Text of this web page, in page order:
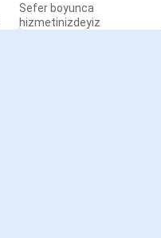
Sefer boyunca
hizmetinizdeyiz